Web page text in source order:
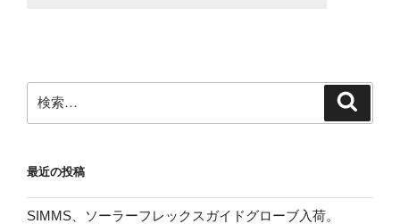
検
索:
最近の投稿
SIMMS、ソーラーフレックスガイドグローブ入荷。